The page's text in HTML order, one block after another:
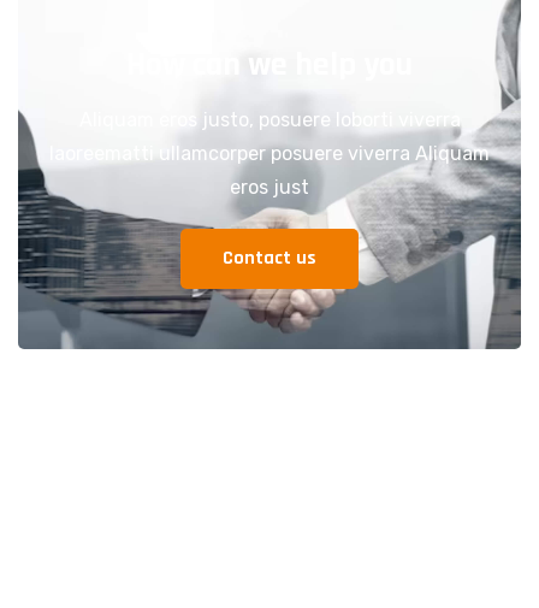
Aliquam eros justo, posuere loborti viverra
laoreematti ullamcorper posuere viverra Aliquam
eros just